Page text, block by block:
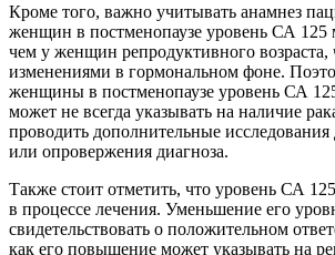
Кроме того, важно учитывать анамнез
женщин в постменопаузе уровень СА
чем у женщин репродуктивного возраста,
изменениями в гормональном фоне.
женщины в постменопаузе уровень СА
может не всегда указывать на наличие
проводить дополнительные
или опровержения диагноза.
Также стоит отметить, что уровень СА
в процессе лечения. Уменьшение его
свидетельствовать о положительном
как его повышение может указывать на